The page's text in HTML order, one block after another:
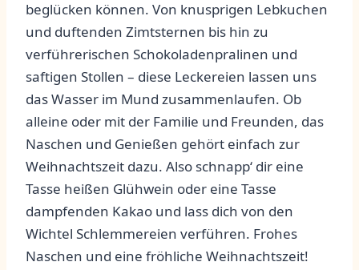
beglücken können.⁤ Von ‍knusprigen Lebkuchen
und⁤ duftenden Zimtsternen bis hin zu
verführerischen⁣ Schokoladenpralinen ‍und
saftigen Stollen⁤ – diese⁢ Leckereien lassen uns
das ⁣Wasser im Mund zusammenlaufen. ​Ob
alleine oder mit der Familie und‍ Freunden, das
Naschen und Genießen gehört einfach ‍zur
⁢Weihnachtszeit ⁤dazu. Also schnapp‘ dir eine
Tasse heißen Glühwein oder eine ​Tasse
dampfenden⁤ Kakao und ​lass​ dich von‍ den
Wichtel Schlemmereien verführen. Frohes⁣
Naschen und eine fröhliche‍ Weihnachtszeit! ⁣